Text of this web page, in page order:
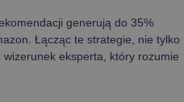
generują do 35%
Łącząc te strategie, nie tylko
eksperta, który rozumie